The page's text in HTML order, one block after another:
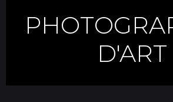
D'ART